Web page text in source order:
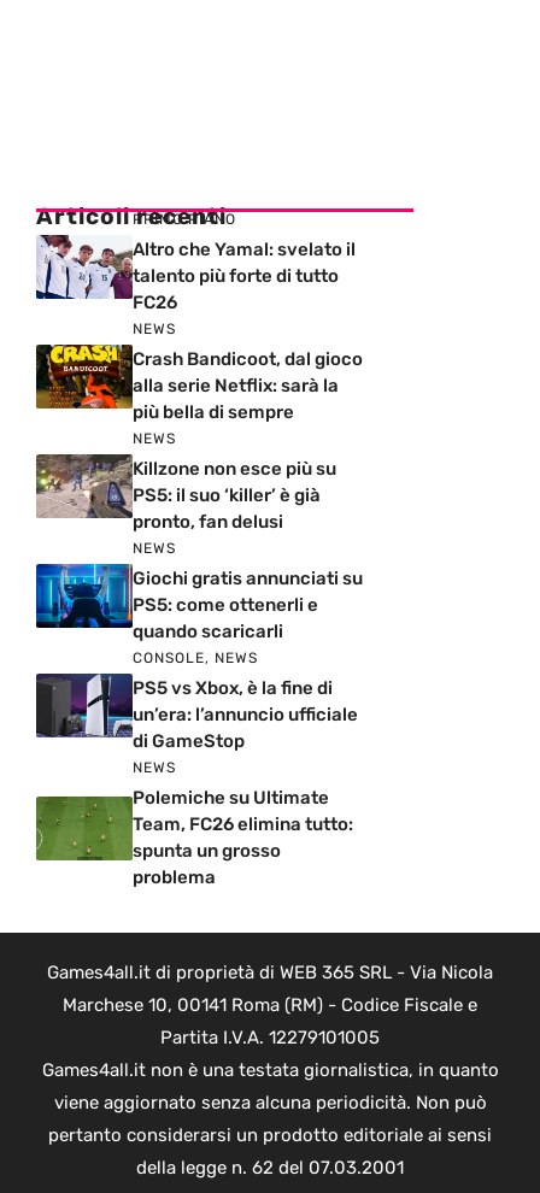
Articoli recenti
PRIMO PIANO
Altro che Yamal: svelato il
talento più forte di tutto
FC26
NEWS
Crash Bandicoot, dal gioco
alla serie Netflix: sarà la
più bella di sempre
NEWS
Killzone non esce più su
PS5: il suo ‘killer’ è già
pronto, fan delusi
NEWS
Giochi gratis annunciati su
PS5: come ottenerli e
quando scaricarli
CONSOLE, NEWS
PS5 vs Xbox, è la fine di
un’era: l’annuncio ufficiale
di GameStop
NEWS
Polemiche su Ultimate
Team, FC26 elimina tutto:
spunta un grosso
problema
Games4all.it di proprietà di WEB 365 SRL - Via Nicola
Marchese 10, 00141 Roma (RM) - Codice Fiscale e
Partita I.V.A. 12279101005
Games4all.it non è una testata giornalistica, in quanto
viene aggiornato senza alcuna periodicità. Non può
pertanto considerarsi un prodotto editoriale ai sensi
della legge n. 62 del 07.03.2001